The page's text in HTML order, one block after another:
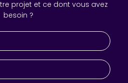
projet et ce dont vous avez
besoin ?